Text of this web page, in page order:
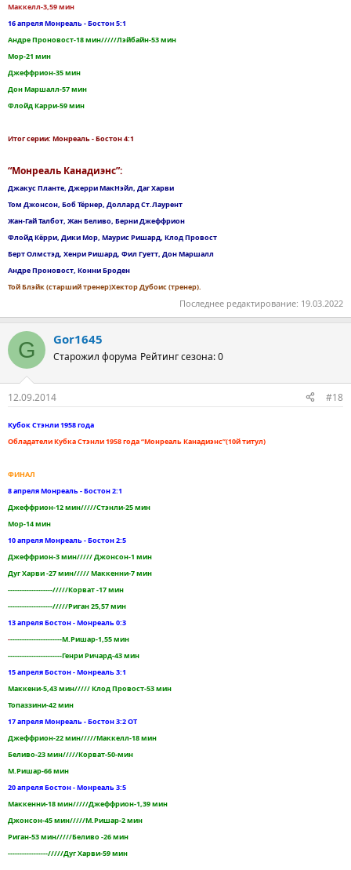
Маккелл-3,59 мин
16 апреля Монреаль - Бостон 5:1
Андре Проновост-18 мин/////Лэйбайн-53 мин
Мор-21 мин
Джеффрион-35 мин
Дон Маршалл-57 мин
Флойд Карри-59 мин
Итог серии: Монреаль - Бостон 4:1
“Монреаль Канадиэнс”:
Джакус Планте, Джерри МакНэйл, Даг Харви
Том Джонсон, Боб Тёрнер, Доллард Ст.Лаурент
Жан-Гай Талбот, Жан Беливо, Берни Джеффрион
Флойд Кёрри, Дики Мор, Маурис Ришард, Клод Провост
Берт Олмстэд, Хенри Ришард, Фил Гуетт, Дон Маршалл
Андре Проновост, Конни Броден
Той Блэйк (старший тренер)Хектор Дубоис (тренер).
Последнее редактирование: 19.03.2022
G Gor1645
Старожил форума Рейтинг сезона: 0
12.09.2014 #18
Кубок Стэнли 1958 года
Обладатели Кубка Стэнли 1958 года “Монреаль Канадиэнс”(10й титул)
ФИНАЛ
8 апреля Монреаль - Бостон 2:1
Джеффрион-12 мин/////Стэнли-25 мин
Мор-14 мин
10 апреля Монреаль - Бостон 2:5
Джеффрион-3 мин///// Джонсон-1 мин
Дуг Харви -27 мин///// Маккенни-7 мин
-------------------/////Корват -17 мин
-------------------/////Риган 25,57 мин
13 апреля Бостон - Монреаль 0:3
-----------------------М.Ришар-1,55 мин
-----------------------Генри Ричард-43 мин
15 апреля Бостон - Монреаль 3:1
Маккени-5,43 мин///// Клод Провост-53 мин
Топаззини-42 мин
17 апреля Монреаль - Бостон 3:2 ОТ
Джеффрион-22 мин/////Маккелл-18 мин
Беливо-23 мин/////Корват-50-мин
М.Ришар-66 мин
20 апреля Бостон - Монреаль 3:5
Маккенни-18 мин/////Джеффрион-1,39 мин
Джонсон-45 мин/////М.Ришар-2 мин
Риган-53 мин/////Беливо -26 мин
-----------------/////Дуг Харви-59 мин